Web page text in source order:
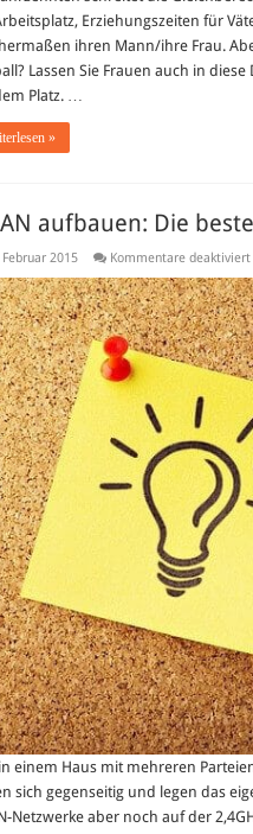
Erziehungszeiten für
ihren Mann/ihre Frau.
Lassen Sie Frauen auch in
Platz. …
»
aufbauen: Die
Februar 2015 Kommentare deaktiviert
einem Haus mit mehreren
sich gegenseitig und legen das
Netzwerke aber noch auf der